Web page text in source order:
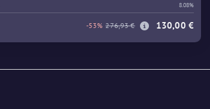
8.08%
-53% 276,93 € 130,00 €